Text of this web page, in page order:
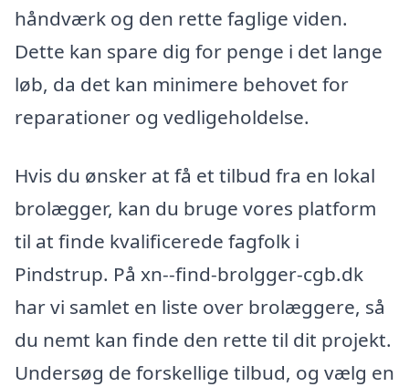
håndværk og den rette faglige viden.
Dette kan spare dig for penge i det lange
løb, da det kan minimere behovet for
reparationer og vedligeholdelse.
Hvis du ønsker at få et tilbud fra en lokal
brolægger, kan du bruge vores platform
til at finde kvalificerede fagfolk i
Pindstrup. På xn--find-brolgger-cgb.dk
har vi samlet en liste over brolæggere, så
du nemt kan finde den rette til dit projekt.
Undersøg de forskellige tilbud, og vælg en